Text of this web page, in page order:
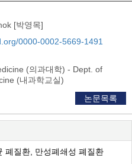
[박영목]
0000-0002-5669-1491
(의과대학) - Dept. of
(내과학교실)
논문목록
폐질환, 만성폐쇄성 폐질환